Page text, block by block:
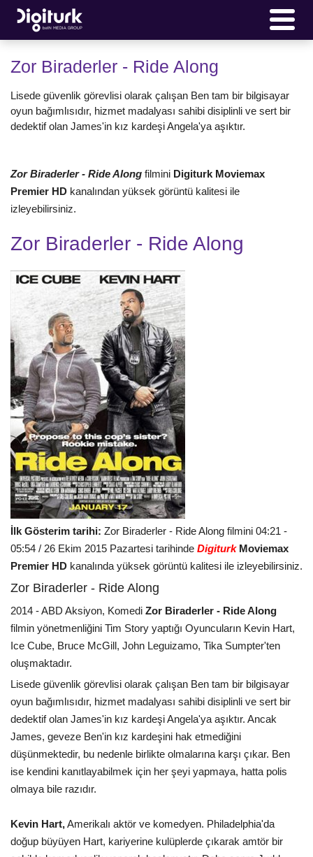
Zor Biraderler - Ride Along
Lisede güvenlik görevlisi olarak çalışan Ben tam bir bilgisayar
oyun bağımlısıdır, hizmet madalyası sahibi disiplinli ve sert bir
dedektif olan James'in kız kardeşi Angela'ya aşıktır.
Zor Biraderler - Ride Along filmini Digiturk Moviemax
Premier HD kanalından yüksek görüntü kalitesi ile
izleyebilirsiniz.
Zor Biraderler - Ride Along
İlk Gösterim tarihi: Zor Biraderler - Ride Along filmini 04:21 -
05:54 / 26 Ekim 2015 Pazartesi tarihinde Digiturk Moviemax
Premier HD kanalında yüksek görüntü kalitesi ile izleyebilirsiniz.
Zor Biraderler - Ride Along
2014 - ABD Aksiyon, Komedi Zor Biraderler - Ride Along
filmin yönetmenliğini Tim Story yaptığı Oyuncuların Kevin Hart,
Ice Cube, Bruce McGill, John Leguizamo, Tika Sumpter'ten
oluşmaktadır.
Lisede güvenlik görevlisi olarak çalışan Ben tam bir bilgisayar
oyun bağımlısıdır, hizmet madalyası sahibi disiplinli ve sert bir
dedektif olan James'in kız kardeşi Angela'ya aşıktır. Ancak
James, geveze Ben'in kız kardeşini hak etmediğini
düşünmektedir, bu nedenle birlikte olmalarına karşı çıkar. Ben
ise kendini kanıtlayabilmek için her şeyi yapmaya, hatta polis
olmaya bile razıdır.
Kevin Hart,Amerikalı aktör ve komedyen. Philadelphia'da
doğup büyüyen Hart, kariyerine kulüplerde çıkarak amtör bir